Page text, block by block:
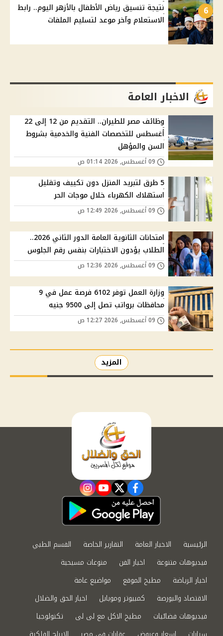
6
نتيجة تنسيق رياض الأطفال بالأزهر اليوم.. رابط
الاستعلام وآخر موعد لتسليم الملفات
الاخبار العامة
وظائف مصر للطيران.. التقديم من 12 إلى 22
أغسطس للتخصصات الفنية والخدمية بشروط
السن والمؤهل
5 طرق لتبريد المنزل دون تكييف وتقليل
استهلاك الكهرباء خلال موجات الحر
امتحانات الثانوية العامة الدور الثاني 2026..
الطلاب يؤدون الاختبارات بنفس رقم الجلوس
وزارة العمل توفر 6102 فرصة عمل في 9
محافظات برواتب تصل إلى 9500 جنيه
المزيد
facebook
twitter
youtube
instagram
الرئيسية الاخبار العامة التقارير الخاصة
القسم الطبي
فيديوهات متنوعة
اخبار الفن
منوعات مسيحية
اخبار الرياضة
مطبخ الموقع
مواضيع عامة
الاقتصاد والبورصة
كمبيوتر وموبايل
اخبار الحق والضلال
فيديوهات فضائيات
مطبخ الاكل مع لى لى
تكنولوجيا